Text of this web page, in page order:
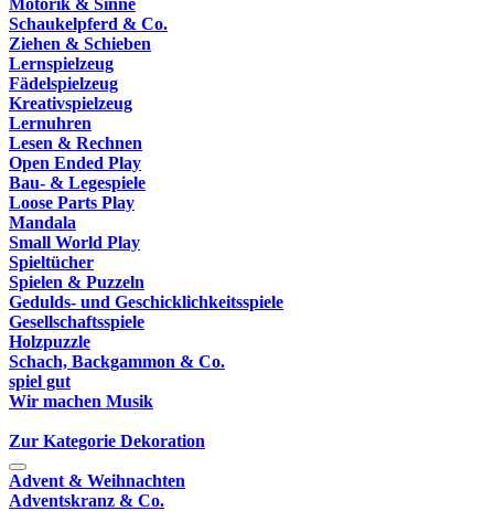
Motorik & Sinne
Schaukelpferd & Co.
Ziehen & Schieben
Lernspielzeug
Fädelspielzeug
Kreativspielzeug
Lernuhren
Lesen & Rechnen
Open Ended Play
Bau- & Legespiele
Loose Parts Play
Mandala
Small World Play
Spieltücher
Spielen & Puzzeln
Gedulds- und Geschicklichkeitsspiele
Gesellschaftsspiele
Holzpuzzle
Schach, Backgammon & Co.
spiel gut
Wir machen Musik
Zur Kategorie Dekoration
Advent & Weihnachten
Adventskranz & Co.